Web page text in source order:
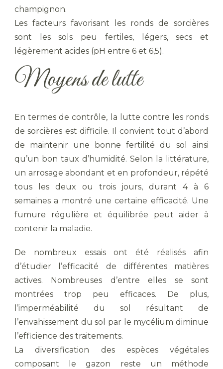
champignon.
Les facteurs favorisant les ronds de sorcières
sont les sols peu fertiles, légers, secs et
légèrement acides (pH entre 6 et 6,5).
Moyens de lutte
En termes de contrôle, la lutte contre les ronds
de sorcières est difficile. Il convient tout d’abord
de maintenir une bonne fertilité du sol ainsi
qu’un bon taux d’humidité. Selon la littérature,
un arrosage abondant et en profondeur, répété
tous les deux ou trois jours, durant 4 à 6
semaines a montré une certaine efficacité. Une
fumure régulière et équilibrée peut aider à
contenir la maladie.
De nombreux essais ont été réalisés afin
d’étudier l’efficacité de différentes matières
actives. Nombreuses d’entre elles se sont
montrées trop peu efficaces. De plus,
l’imperméabilité du sol résultant de
l’envahissement du sol par le mycélium diminue
l’efficience des traitements.
La diversification des espèces végétales
composant le gazon reste un méthode